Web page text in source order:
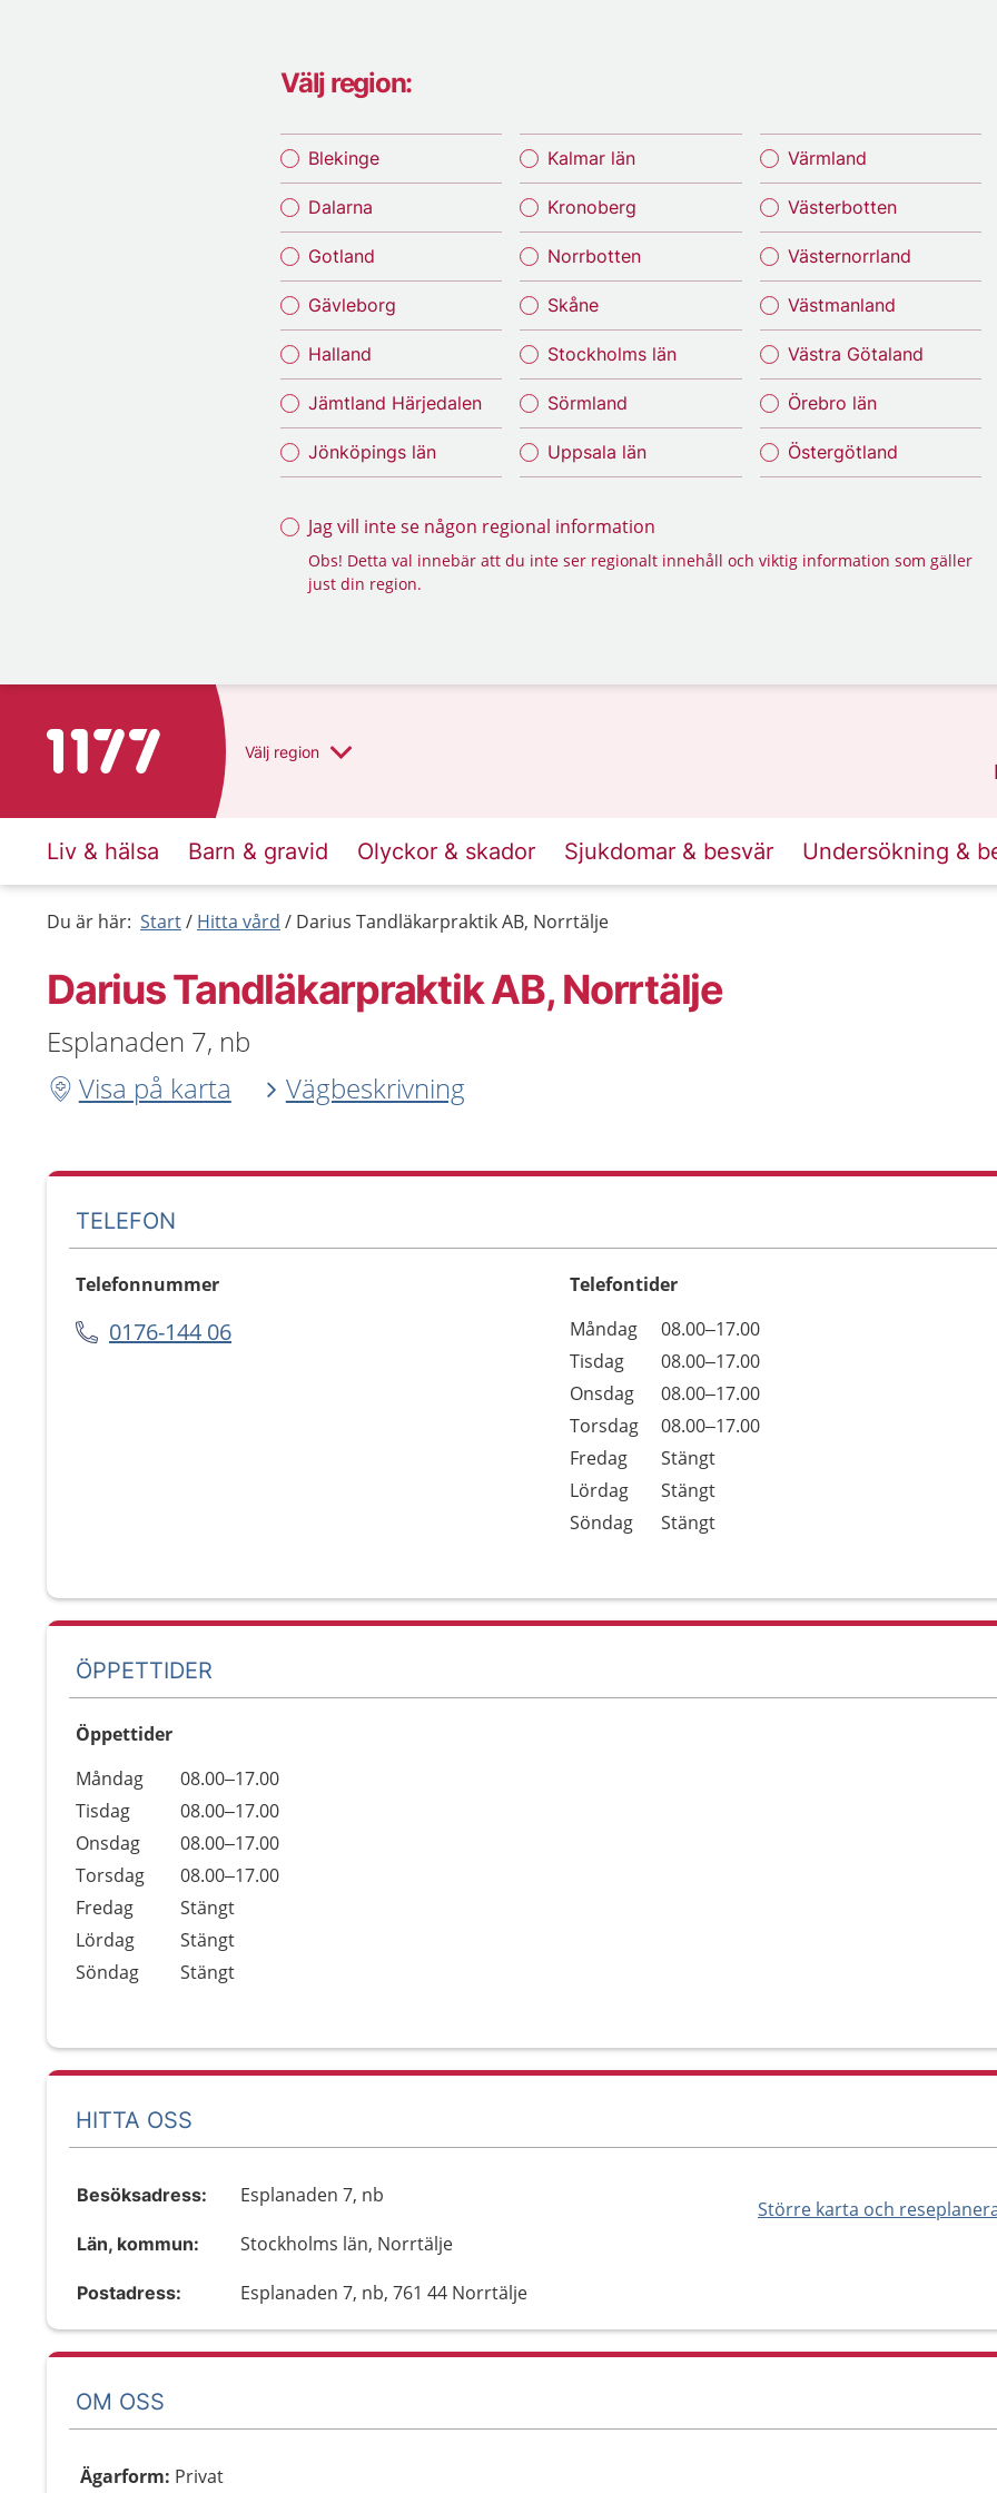
Välj region:
Blekinge
Dalarna
Gotland
Gävleborg
Halland
Jämtland Härjedalen
Jönköpings län
Kalmar län
Kronoberg
Norrbotten
Skåne
Stockholms län
Sörmland
Uppsala län
Värmland
Västerbotten
Västernorrland
Västmanland
Västra Götaland
Örebro län
Östergötland
Jag vill inte se någon regional information
Obs! Detta val innebär att du inte ser regionalt innehåll och viktig information som gäller
just din region.
Till startsidan för 1177 Välj region
Liv & hälsa Barn & gravid Olyckor & skador Sjukdomar & besvär Undersökning &
Du är här: Start Hitta vård Darius Tandläkarpraktik AB, Norrtälje
Darius Tandläkarpraktik AB, Norrtälje
Esplanaden 7, nb
Visa på karta
Vägbeskrivning
TELEFON
Telefonnummer
0176-144 06
Telefontider
Dag
Öppettider
Kommentarer
Måndag
08.00–17.00
Tisdag
08.00–17.00
Onsdag
08.00–17.00
Torsdag
08.00–17.00
Fredag
Stängt
Lördag
Stängt
Söndag
Stängt
ÖPPETTIDER
Öppettider
Dag
Öppettider
Kommentarer
Måndag
08.00–17.00
Tisdag
08.00–17.00
Onsdag
08.00–17.00
Torsdag
08.00–17.00
Fredag
Stängt
Lördag
Stängt
Söndag
Stängt
HITTA OSS
Större karta och
Besöksadress: Esplanaden 7, nb
Län, kommun: Stockholms län, Norrtälje
Postadress: Esplanaden 7, nb, 761 44 Norrtälje
OM OSS
Ägarform: Privat